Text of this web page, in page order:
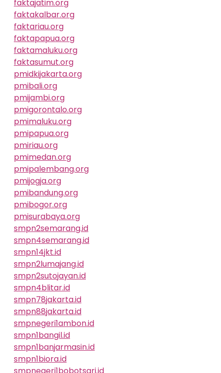
faktajatim.org
faktakalbar.org
faktariau.org
faktapapua.org
faktamaluku.org
faktasumut.org
pmidkijakarta.org
pmibali.org
pmijambi.org
pmigorontalo.org
pmimaluku.org
pmipapua.org
pmiriau.org
pmimedan.org
pmipalembang.org
pmijogja.org
pmibandung.org
pmibogor.org
pmisurabaya.org
smpn2semarang.id
smpn4semarang.id
smpn14jkt.id
smpn2lumajang.id
smpn2sutojayan.id
smpn4blitar.id
smpn78jakarta.id
smpn88jakarta.id
smpnegeri1ambon.id
smpn1bangil.id
smpn1banjarmasin.id
smpn1biora.id